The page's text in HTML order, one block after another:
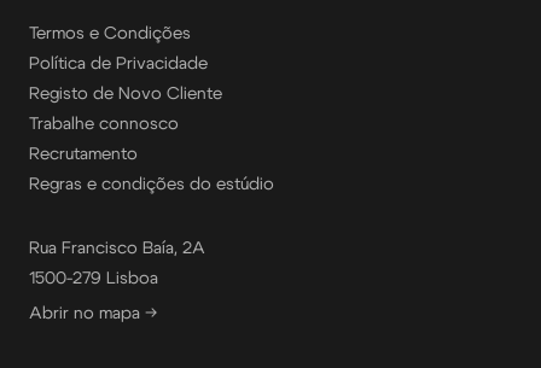
Termos e Condições
Política de Privacidade
Registo de Novo Cliente
Trabalhe connosco
Recrutamento
Regras e condições do estúdio
Rua Francisco Baía, 2A
1500-279 Lisboa
Abrir no mapa →